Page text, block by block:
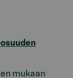
mukaan